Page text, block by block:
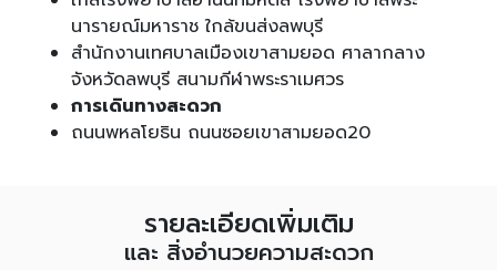
นารายณ์มหาราช ใกล้ขนส่งลพบุรี
สำนักงานเทศบาลเมืองเขาสามยอด ศาลากลาง
จังหวัดลพบุรี สนามกีฬาพระราเมศวร
การเดินทางสะดวก
ถนนพหลโยธิน ถนนซอยเขาสามยอด20
รายละเอียดเพิ่มเติม
และ สิ่งอำนวยความสะดวก